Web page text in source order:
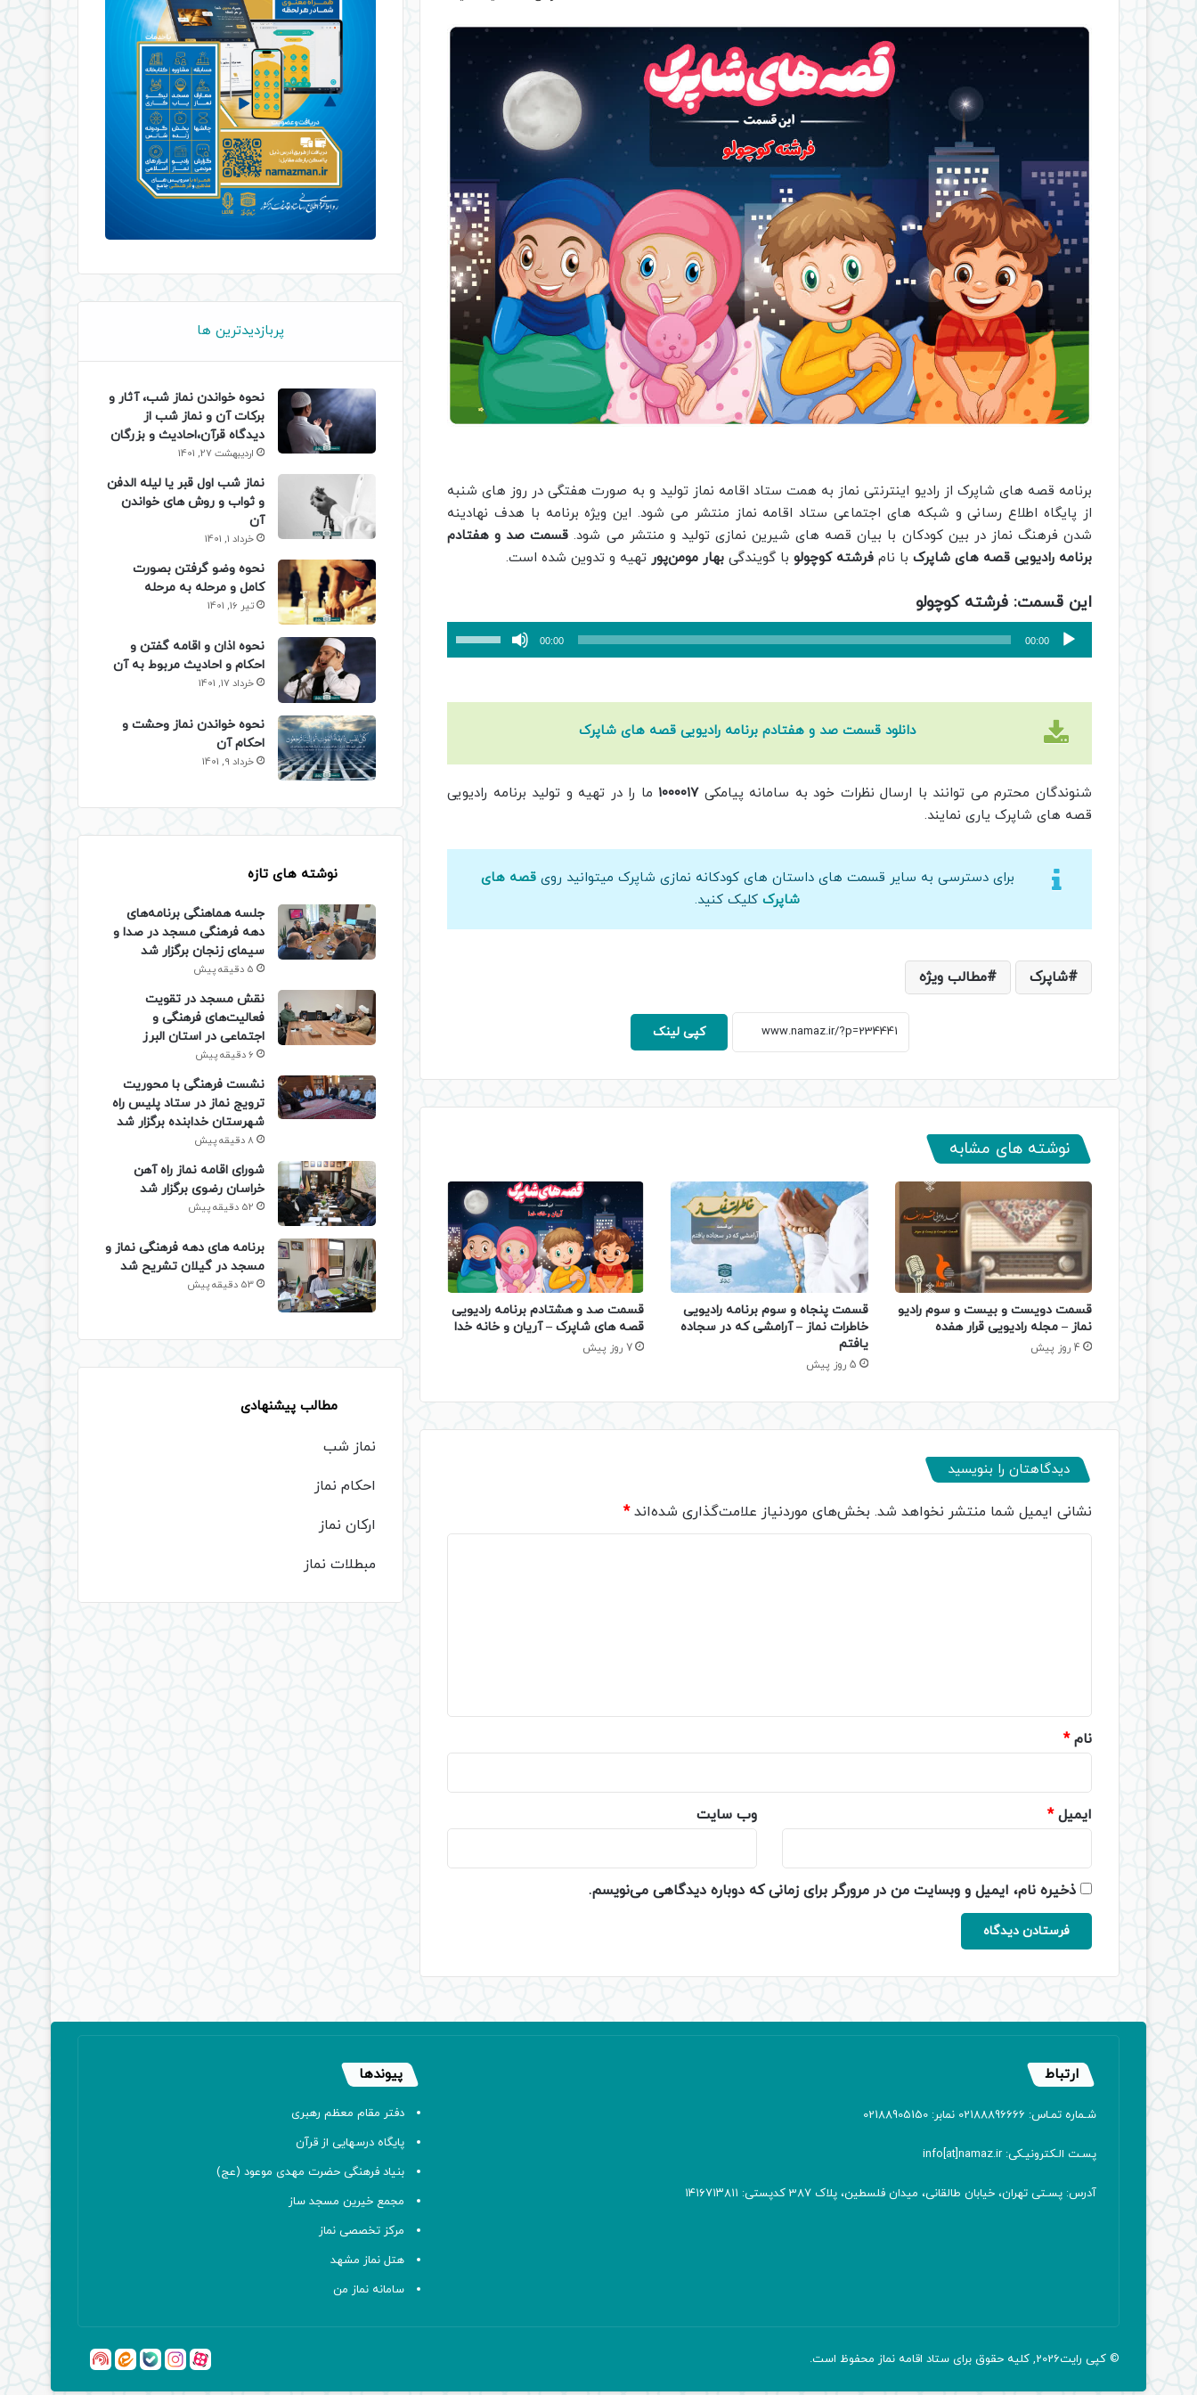
برنامه قصه های شاپرک از رادیو اینترنتی نماز به همت ستاد اقامه نماز تولید و به صورت هفتگی در روز های شنبه
از پایگاه اطلاع رسانی و شبکه های اجتماعی ستاد اقامه نماز منتشر می شود. این ویژه برنامه با هدف نهادینه
شدن فرهنگ نماز در بین کودکان با بیان قصه های شیرین نمازی تولید و منتشر می شود. قسمت صد و هفتادم
برنامه رادیویی قصه های شاپرک با نام فرشته کوچولو با گویندگی بهار مومن‌پور تهیه و تدوین شده است.
این قسمت: فرشته کوچولو
پخش‌کننده
صوت
00:00
00:00
افزایش
کاهش
کلیدهای
دانلود قسمت صد و هفتادم برنامه رادیویی قصه های شاپرک
شنوندگان محترم می توانند با ارسال نظرات خود به سامانه پیامکی۱۰۰۰۰۱۷ ما را در تهیه و تولید برنامه رادیویی
قصه های شاپرک یاری نمایند.
برای دسترسی به سایر قسمت های داستان های کودکانه نمازی شاپرک میتوانید رویقصه های
شاپرک کلیک کنید.
شاپرک مطالب ویژه
کپی لینک
نوشته های مشابه
قسمت دویست و بیست و سوم رادیو
نماز – مجله رادیویی قرار هفده
4 روز پیش
قسمت پنجاه و سوم برنامه رادیویی
خاطرات نماز – آرامشی که در سجاده
یافتم
5 روز پیش
قسمت صد و هشتادم برنامه رادیویی
قصه های شاپرک – آریان و خانه خدا
7 روز پیش
دیدگاهتان را بنویسید
نشانی ایمیل شما منتشر نخواهد شد. بخش‌های موردنیاز علامت‌گذاری شده‌اند*
نام*
ایمیل* وب‌ سایت
ذخیره نام، ایمیل و وبسایت من در مرورگر برای زمانی که دوباره دیدگاهی می‌نویسم.
پربازدیدترین ها
نحوه خواندن نماز شب، آثار و
برکات آن و نماز شب از
دیدگاه قرآن،احادیث و بزرگان
اردیبهشت 27, 1401
نماز شب اول قبر یا لیله الدفن
و ثواب و روش های خواندن
آن
خرداد 1, 1401
نحوه وضو گرفتن بصورت
کامل و مرحله به مرحله
تیر 16, 1401
نحوه اذان و اقامه گفتن و
احکام و احادیث مربوط به آن
خرداد 17, 1401
نحوه خواندن نماز وحشت و
احکام آن
خرداد 9, 1401
نوشته های تازه
جلسه هماهنگی برنامه‌های
دهه فرهنگی مسجد در صدا و
سیمای زنجان برگزار شد
5 دقیقه پیش
نقش مسجد در تقویت
فعالیت‌های فرهنگی و
اجتماعی در استان البرز
6 دقیقه پیش
نشست فرهنگی با محوریت
ترویج نماز در ستاد پلیس راه
شهرستان خدابنده برگزار شد
8 دقیقه پیش
شورای اقامه نماز راه آهن
خراسان رضوی برگزار شد
52 دقیقه پیش
برنامه های دهه فرهنگی نماز و
مسجد در گیلان تشریح شد
53 دقیقه پیش
مطالب پیشنهادی
نماز شب
احکام نماز
ارکان نماز
مبطلات نماز
ارتباط
شـماره تمـاس: 02188896666 نمابر: 02188905150
پسـت الـکترونیـکی: info[at]namaz.ir
آدرس: پسـتی تهران، خیابان طالقانی، میدان فلسطین، پلاک 387 کدپستی: ۱۴۱۶۷۱۳۸۱۱
پیوندها
دفتر مقام معظم رهبری
پایگاه درسهایی از قرآن
بنیاد فرهنگی حضرت مهدی موعود (عج)
مجمع خیرین مسجد ساز
مرکز تخصصی نماز
هتل نماز مشهد
سامانه نماز من
© کپی رایت2026, کلیه حقوق برای ستاد اقامه نماز محفوظ است. آپاراتاینستاگرام
بله ایتا شنوتو